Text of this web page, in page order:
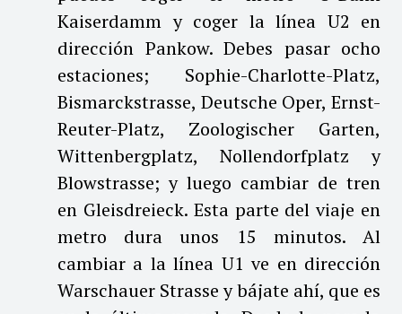
Kaiserdamm y coger la línea U2 en
dirección Pankow. Debes pasar ocho
estaciones; Sophie-Charlotte-Platz,
Bismarckstrasse, Deutsche Oper, Ernst-
Reuter-Platz, Zoologischer Garten,
Wittenbergplatz, Nollendorfplatz y
Blowstrasse; y luego cambiar de tren
en Gleisdreieck. Esta parte del viaje en
metro dura unos 15 minutos. Al
cambiar a la línea U1 ve en dirección
Warschauer Strasse y bájate ahí, que es